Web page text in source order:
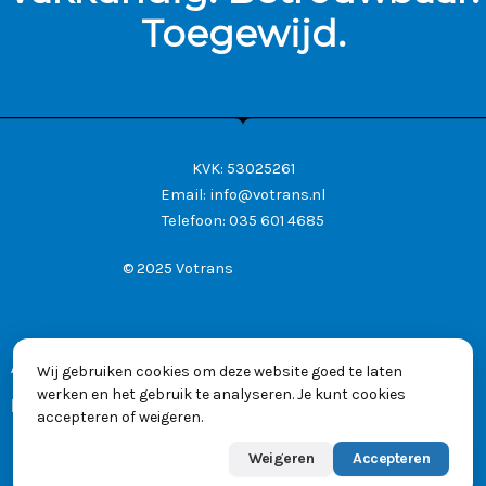
Toegewijd.
KVK: 53025261
Email: info@votrans.nl
Telefoon: 035 601 4685
© 2025 Votrans
Algemene voorwaarden
Privacyverklaring
Wij gebruiken cookies om deze website goed te laten
werken en het gebruik te analyseren. Je kunt cookies
accepteren of weigeren.
Weigeren Accepteren